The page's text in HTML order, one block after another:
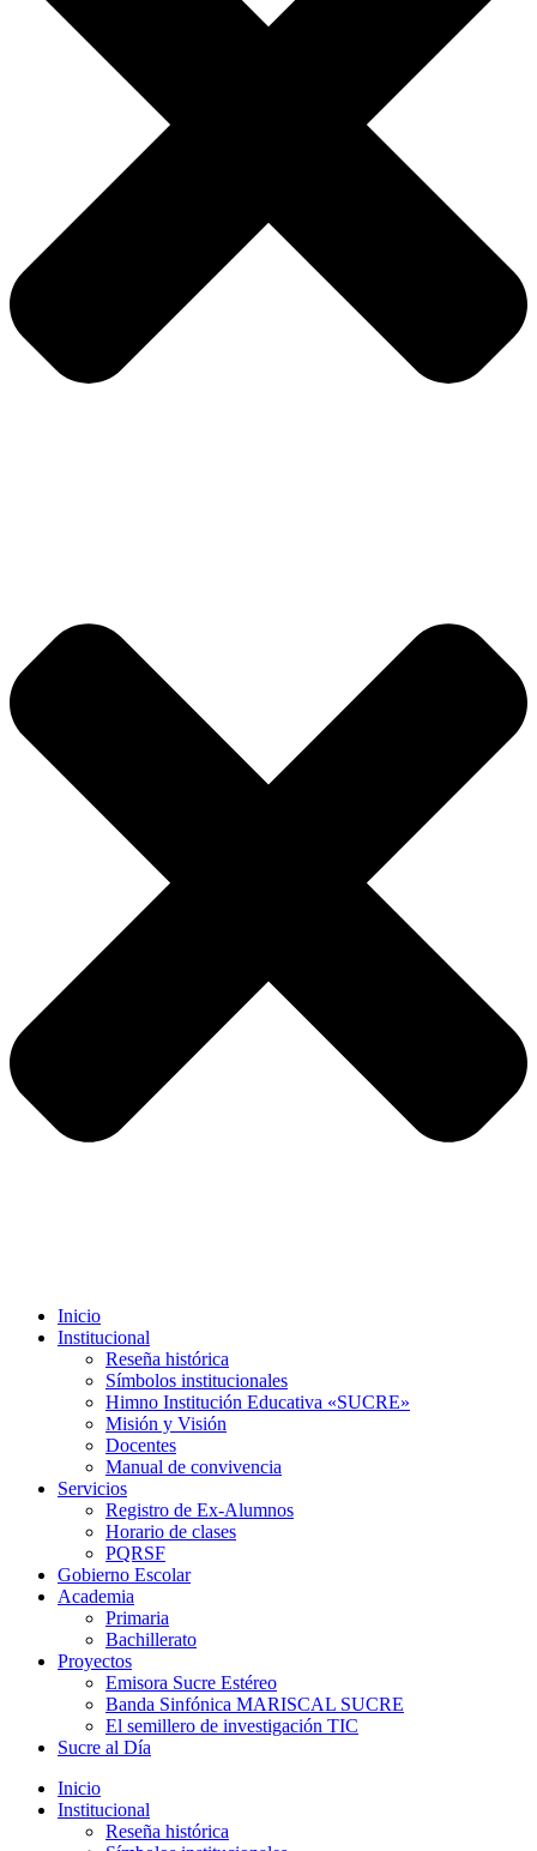
Inicio
Institucional
Reseña histórica
Símbolos institucionales
Himno Institución Educativa «SUCRE»
Misión y Visión
Docentes
Manual de convivencia
Servicios
Registro de Ex-Alumnos
Horario de clases
PQRSF
Gobierno Escolar
Academia
Primaria
Bachillerato
Proyectos
Emisora Sucre Estéreo
Banda Sinfónica MARISCAL SUCRE
El semillero de investigación TIC
Sucre al Día
Inicio
Institucional
Reseña histórica